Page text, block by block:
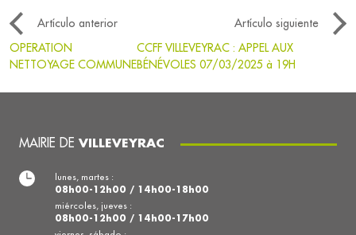
Artículo anterior
Artículo siguiente
OPERATION
NETTOYAGE COMMUNE
CCFF VILLEVEYRAC : APPEL AUX
BÉNÉVOLES 07/03/2025 à 19H
MAIRIE DE VILLEVEYRAC
lunes, martes :
08h00-12h00 / 14h00-18h00
miércoles, jueves :
08h00-12h00 / 14h00-17h00